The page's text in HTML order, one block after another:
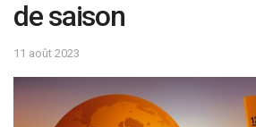
de saison
11 août 2023